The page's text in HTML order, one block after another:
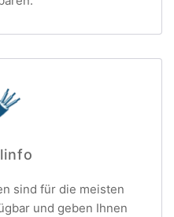
sind für die meisten
und geben Ihnen